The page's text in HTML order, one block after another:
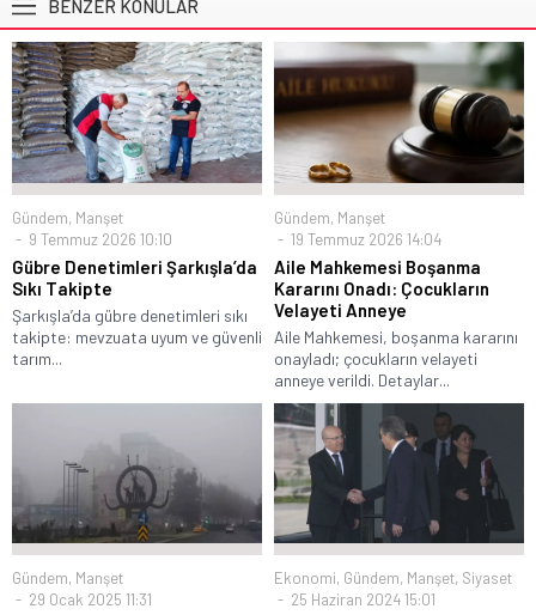
BENZER KONULAR
Gündem, Manşet
9 Temmuz 2026 10:10
Gübre Denetimleri Şarkışla’da
Sıkı Takipte
Şarkışla’da gübre denetimleri sıkı
takipte: mevzuata uyum ve güvenli
tarım...
Gündem, Manşet
19 Temmuz 2026 14:04
Aile Mahkemesi Boşanma
Kararını Onadı: Çocukların
Velayeti Anneye
Aile Mahkemesi, boşanma kararını
onayladı; çocukların velayeti
anneye verildi. Detaylar...
Gündem, Manşet
29 Ocak 2025 11:31
Ekonomi, Gündem, Manşet, Siyaset
25 Haziran 2024 15:01